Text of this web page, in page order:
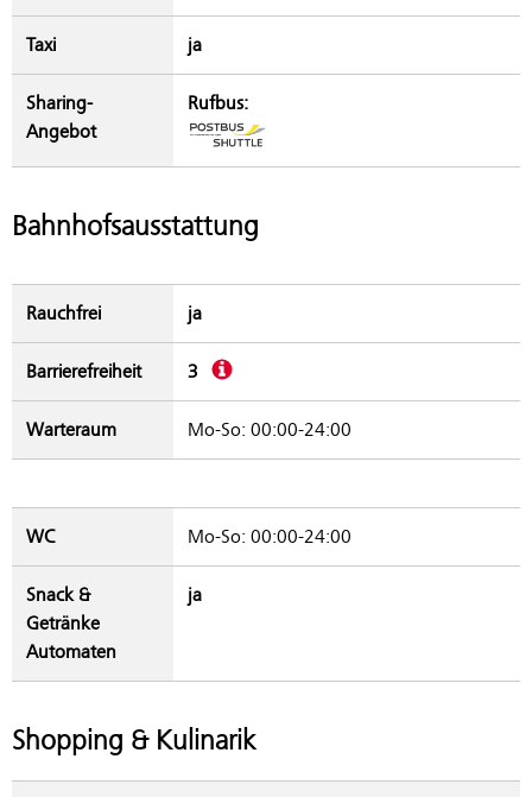
Taxi ja
Sharing-
Angebot
Rufbus:
Bahnhofsausstattung
Rauchfrei ja
Barrierefreiheit 3 Beschreibung
Warteraum Mo-So: 00:00-24:00
WC Mo-So: 00:00-24:00
Snack &
Getränke
Automaten
ja
Shopping & Kulinarik